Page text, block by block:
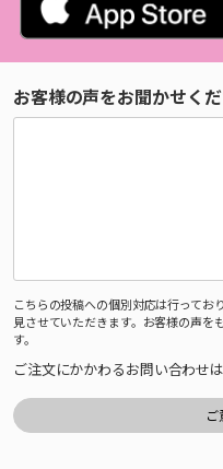
お客様の声をお聞かせく
こちらの投稿への個別対応は行ってお
見させていただきます。お客様の声を
す。
ご注文にかかわるお問い合わせは